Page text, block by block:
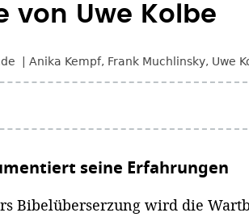
von Uwe Kolbe
Anika Kempf, Frank Muchlinsky, Uwe
seine Erfahrungen
Bibelüberserzung wird die